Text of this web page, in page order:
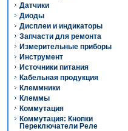
Датчики
Диоды
Дисплеи и индикаторы
Запчасти для ремонта
Измерительные приборы
Инструмент
Источники питания
Кабельная продукция
Клеммники
Клеммы
Коммутация
Коммутация: Кнопки
Переключатели Реле